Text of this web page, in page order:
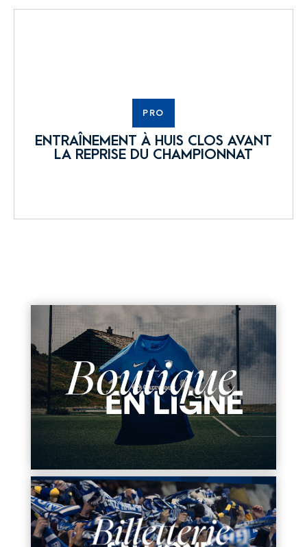
PRO
ENTRAÎNEMENT À HUIS CLOS AVANT
LA REPRISE DU CHAMPIONNAT